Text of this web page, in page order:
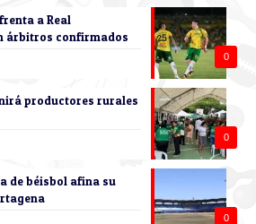
0
a Real
árbitros confirmados
0
productores rurales
0
de béisbol afina su